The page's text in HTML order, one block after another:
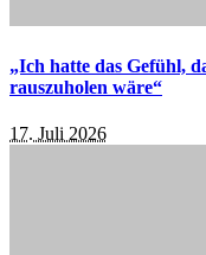
„Ich hatte das Gefühl,
rauszuholen wäre“
17. Juli 2026